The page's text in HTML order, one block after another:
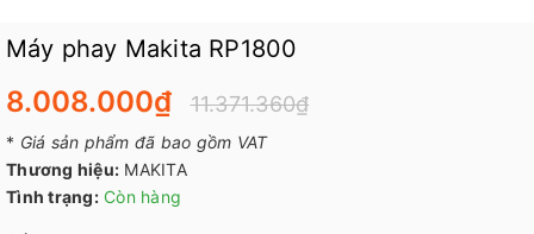
Máy phay Makita RP1800
8.008.000₫ 11.371.360₫
* Giá sản phẩm đã bao gồm VAT
Thương hiệu: MAKITA
Tình trạng: Còn hàng